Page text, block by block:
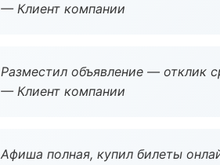
— Клиент компании
Разместил объявление — отклик
— Клиент компании
Афиша полная, купил билеты